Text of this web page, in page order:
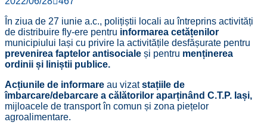
În ziua de 27 iunie a.c., polițiștii locali au întreprins activități
de distribuire fly-ere pentru informarea cetățenilor
municipiului Iași cu privire la activitățile desfășurate pentru
prevenirea faptelor antisociale și pentru menținerea
ordinii și liniștii publice.
Acțiunile de informare au vizatstațiile de
îmbarcare/debarcare a călătorilor aparținând C.T.P. Iași,
mijloacele de transport în comun și zona piețelor
agroalimentare.